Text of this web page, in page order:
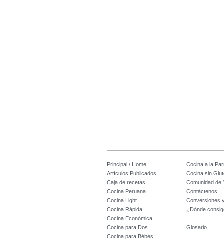
Principal / Home
Cocina a la
Artículos Publicados
Cocina sin
Caja de recetas
Comunidad de
Cocina Peruana
Contáctenos
Cocina Light
Conversiones
Cocina Rápida
¿Dónde
Cocina Económica
Cocina para Dos
Glosario
Cocina para Bébes